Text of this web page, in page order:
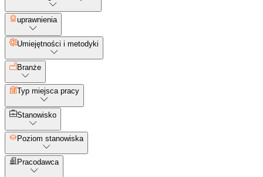
uprawnienia
Umiejętności i metodyki
Branże
Typ miejsca pracy
Stanowisko
Poziom stanowiska
Pracodawca